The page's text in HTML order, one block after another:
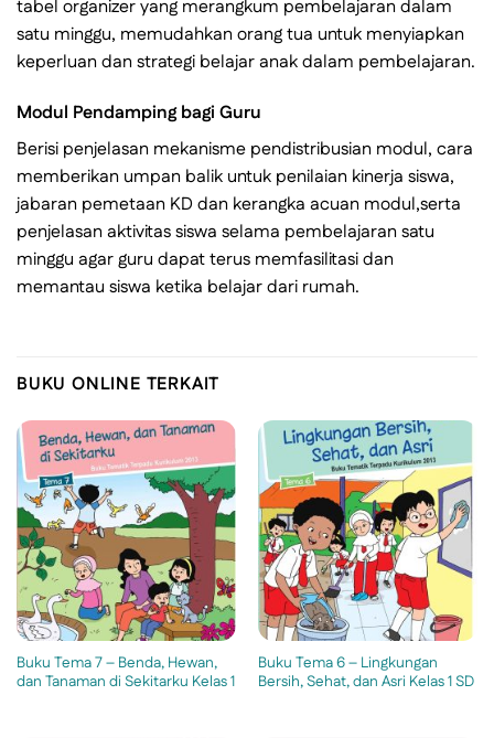
tabel organizer yang merangkum pembelajaran dalam
satu minggu, memudahkan orang tua untuk menyiapkan
keperluan dan strategi belajar anak dalam pembelajaran.
Modul Pendamping bagi Guru
Berisi penjelasan mekanisme pendistribusian modul, cara
memberikan umpan balik untuk penilaian kinerja siswa,
jabaran pemetaan KD dan kerangka acuan modul,serta
penjelasan aktivitas siswa selama pembelajaran satu
minggu agar guru dapat terus memfasilitasi dan
memantau siswa ketika belajar dari rumah.
BUKU ONLINE TERKAIT
Buku Tema 7 – Benda, Hewan,
dan Tanaman di Sekitarku Kelas 1
Buku Tema 6 – Lingkungan
Bersih, Sehat, dan Asri Kelas 1 SD